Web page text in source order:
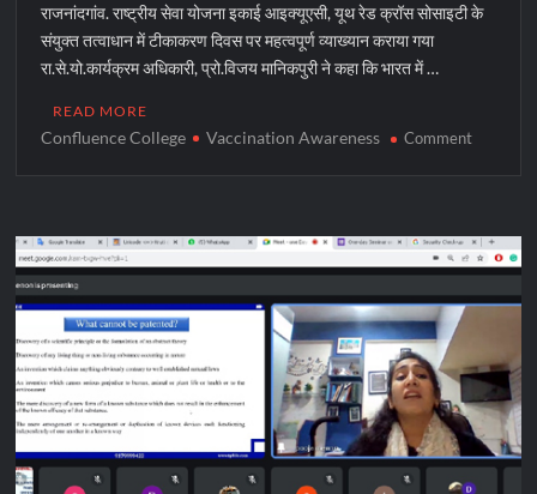
राजनांदगांव. राष्ट्रीय सेवा योजना इकाई आइक्यूएसी, यूथ रेड क्रॉस सोसाइटी के
संयुक्त तत्वाधान में टीकाकरण दिवस पर महत्वपूर्ण व्याख्यान कराया गया
रा.से.यो.कार्यक्रम अधिकारी, प्रो.विजय मानिकपुरी ने कहा कि भारत में …
READ MORE
Confluence College Vaccination Awareness Commenton
टीकाकरण
की
आवश्यकता